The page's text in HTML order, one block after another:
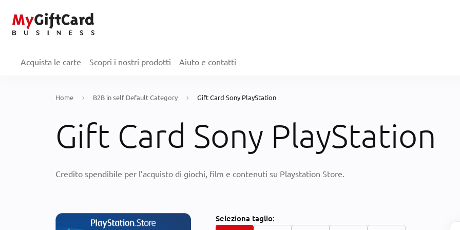
Acquista le carte Scopri i nostri prodotti Aiuto e contatti
Home B2B in self Default Category Gift Card Sony PlayStation
Gift Card Sony PlayStation
Credito spendibile per l’acquisto di giochi, film e contenuti su Playstation Store.
Seleziona taglio: